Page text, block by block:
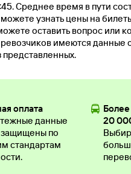
Среднее время в пути
узнать цены на
оставить вопрос
имеются данные
оплата
данные
по
стандартам
Более
20